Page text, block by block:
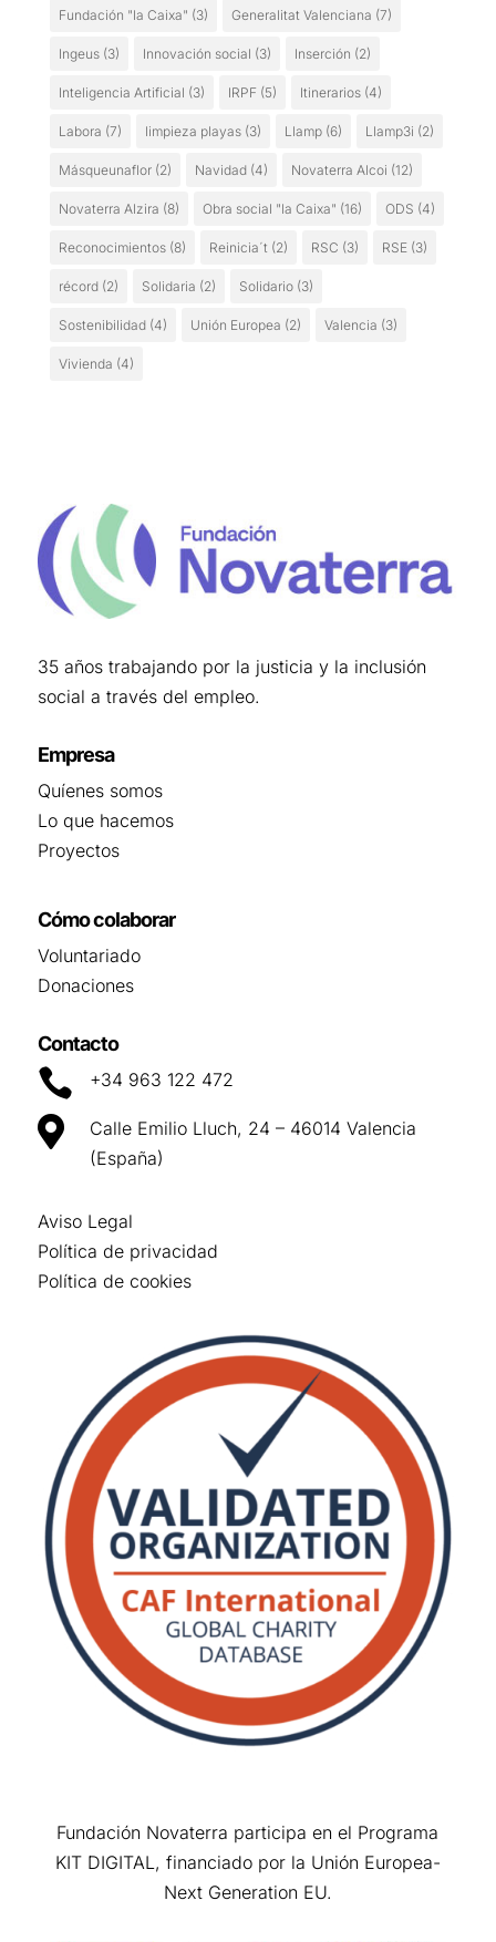
Fundación "la Caixa" (3) Generalitat Valenciana (7)
Ingeus(3) Innovación social (3) Inserción (2)
Inteligencia Artificial (3) IRPF(5) Itinerarios(4)
Labora (7) limpieza playas(3) Llamp(6) Llamp3i (2)
Másqueunaflor(2) Navidad(4) Novaterra Alcoi (12)
Novaterra Alzira (8) Obra social "la Caixa" (16) ODS (4)
Reconocimientos(8) Reinicia´t (2) RSC (3) RSE(3)
récord(2) Solidaria (2) Solidario(3)
Sostenibilidad(4) Unión Europea (2) Valencia (3)
Vivienda (4)
35 años trabajando por la justicia y la inclusión
social a través del empleo.
Empresa
Quíenes somos
Lo que hacemos
Proyectos
Cómo colaborar
Voluntariado
Donaciones
Contacto
 +34 963 122 472

Calle Emilio Lluch, 24 – 46014 Valencia
(España)
Aviso Legal
Política de privacidad
Política de cookies
Fundación Novaterra participa en el Programa
KIT DIGITAL, financiado por la Unión Europea-
Next Generation EU.